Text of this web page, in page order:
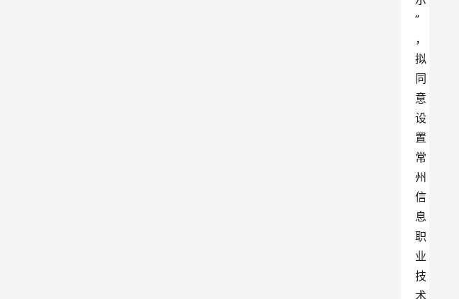
”
，
拟
同
意
设
置
常
州
信
息
职
业
技
术